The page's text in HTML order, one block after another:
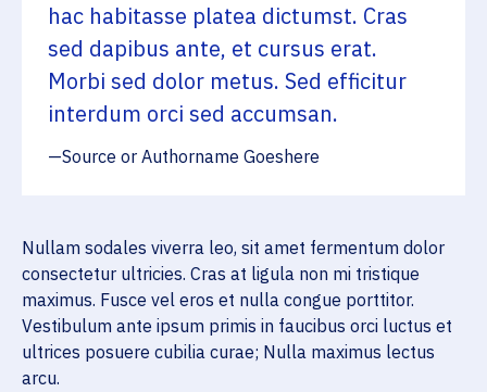
hac habitasse platea dictumst. Cras
sed dapibus ante, et cursus erat.
Morbi sed dolor metus. Sed efficitur
interdum orci sed accumsan.
Source or Authorname Goeshere
Nullam sodales viverra leo, sit amet fermentum dolor
consectetur ultricies. Cras at ligula non mi tristique
maximus. Fusce vel eros et nulla congue porttitor.
Vestibulum ante ipsum primis in faucibus orci luctus et
ultrices posuere cubilia curae; Nulla maximus lectus
arcu.